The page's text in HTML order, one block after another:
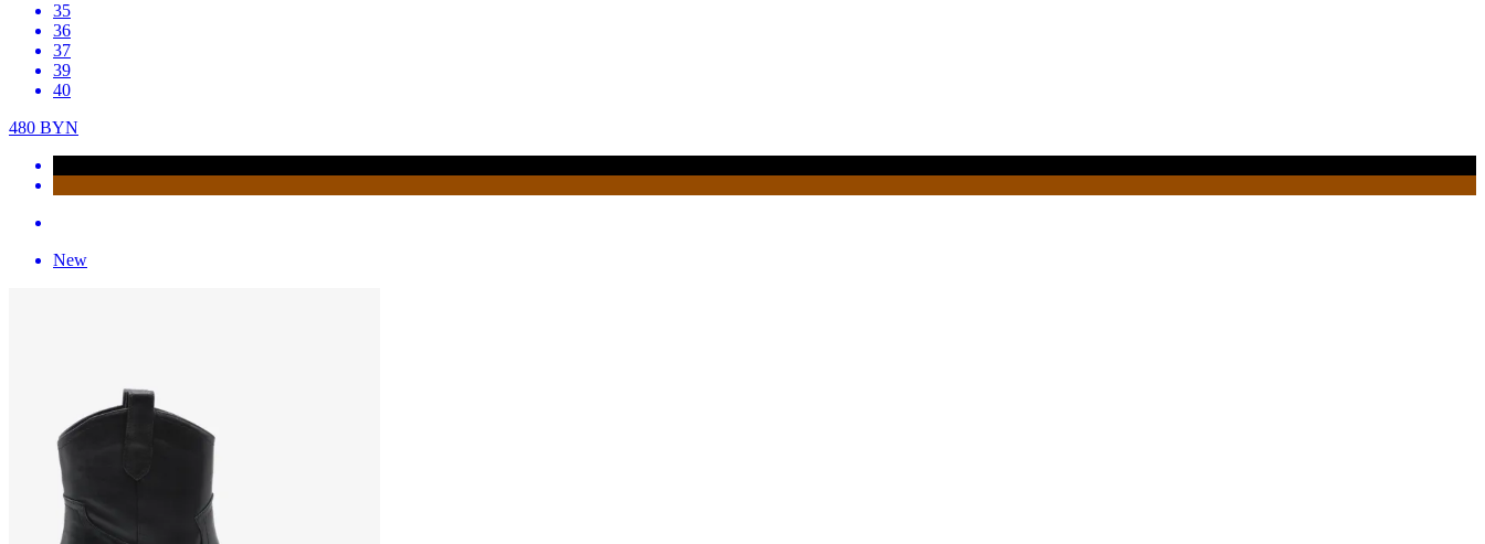
35
36
37
39
40
480 BYN
New